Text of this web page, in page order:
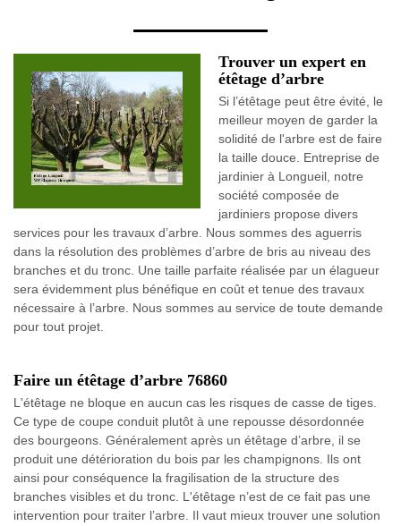
Trouver un expert en
étêtage d’arbre
Si l’étêtage peut être évité, le
meilleur moyen de garder la
solidité de l'arbre est de faire
la taille douce. Entreprise de
jardinier à Longueil, notre
société composée de
jardiniers propose divers
services pour les travaux d’arbre. Nous sommes des aguerris
dans la résolution des problèmes d’arbre de bris au niveau des
branches et du tronc. Une taille parfaite réalisée par un élagueur
sera évidemment plus bénéfique en coût et tenue des travaux
nécessaire à l’arbre. Nous sommes au service de toute demande
pour tout projet.
Faire un étêtage d’arbre 76860
L'étêtage ne bloque en aucun cas les risques de casse de tiges.
Ce type de coupe conduit plutôt à une repousse désordonnée
des bourgeons. Généralement après un étêtage d’arbre, il se
produit une détérioration du bois par les champignons. Ils ont
ainsi pour conséquence la fragilisation de la structure des
branches visibles et du tronc. L'étêtage n’est de ce fait pas une
intervention pour traiter l’arbre. Il vaut mieux trouver une solution